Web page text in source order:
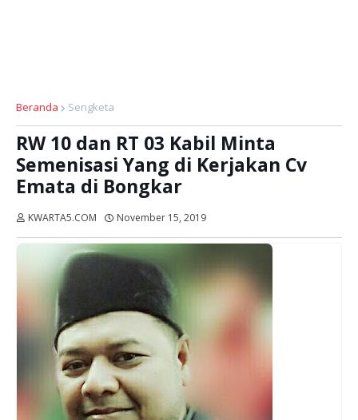
Beranda Sengketa
RW 10 dan RT 03 Kabil Minta
Semenisasi Yang di Kerjakan Cv
Emata di Bongkar
KWARTA5.COM November 15, 2019